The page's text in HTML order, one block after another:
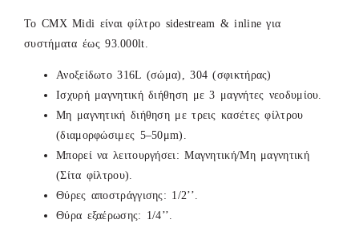
Το CMX Midi είναι φίλτρο sidestream & inline για
συστήματα έως 93.000lt.
Ανοξείδωτο 316L (σώμα), 304 (σφικτήρας)
Ισχυρή μαγνητική διήθηση με 3 μαγνήτες νεοδυμίου.
Μη μαγνητική διήθηση με τρεις κασέτες φίλτρου
(διαμορφώσιμες 5–50μm).
Μπορεί να λειτουργήσει: Μαγνητική/Μη μαγνητική
(Σίτα φίλτρου).
Θύρες αποστράγγισης: 1/2’’.
Θύρα εξαέρωσης: 1/4’’.